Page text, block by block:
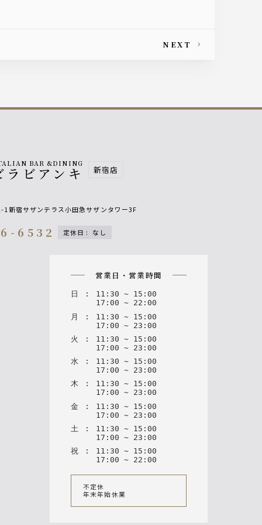
NEXT
BAR &DINING
ラビアンキ 新宿店
1新宿サザンテラス小田急サザンタワー3F
6532 定休日 : なし
営業日・営業時間
日 : 11 : 30 ~ 15 : 00
17 : 00 ~ 22 : 00
月
: 11 : 30 ~ 15 : 00
17 : 00 ~ 23 : 00
火
: 11 : 30 ~ 15 : 00
17 : 00 ~ 23 : 00
水 : 11 : 30 ~ 15 : 00
17 : 00 ~ 23 : 00
木
: 11 : 30 ~ 15 : 00
17 : 00 ~ 23 : 00
金
: 11 : 30 ~ 15 : 00
17 : 00 ~ 23 : 00
土
: 11 : 30 ~ 15 : 00
17 : 00 ~ 23 : 00
祝 : 11 : 30 ~ 15 : 00
17 : 00 ~ 22 : 00
不定休
年末年始休業